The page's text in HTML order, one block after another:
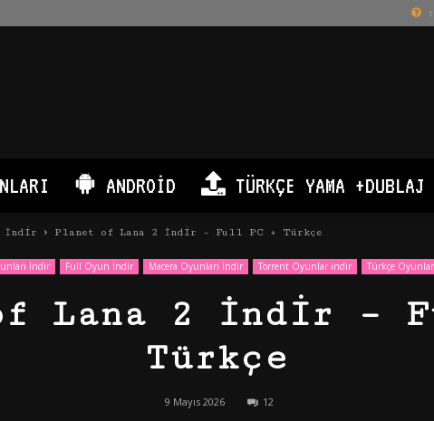
ANDROID TÜRKÇE YAMA +DUBLAJ
İndir Planet of Lana 2 İndir – Full PC + Türkçe
İndir Full Oyun İndir Macera Oyunları İndir Torrent Oyunlar indir Türkçe
Lana 2 İndir –
Türkçe
9 Mayıs 2026 12